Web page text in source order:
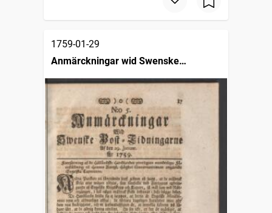
1759-01-29
Anmärckningar wid Swenske
posttidningarne